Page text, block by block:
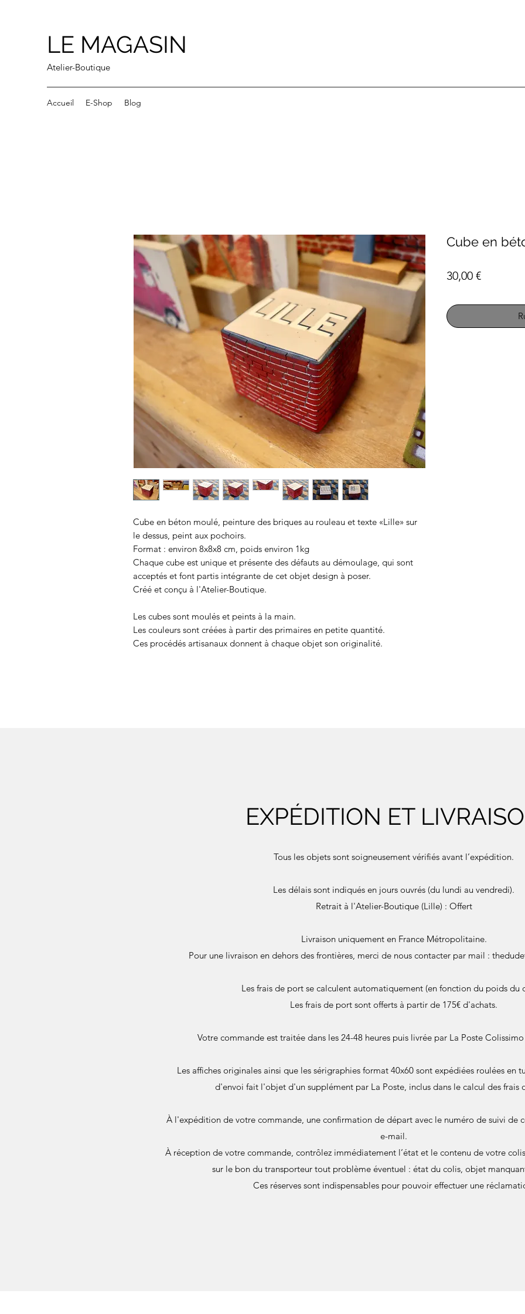
LE MAGASIN
Atelier-Boutique
Accueil E-Shop Blog
Cube en béton moulé, peinture des briques au rouleau et texte «Lille» sur
le dessus, peint aux pochoirs.
Format : environ 8x8x8 cm, poids environ 1kg
Chaque cube est unique et présente des défauts au démoulage, qui sont
acceptés et font partis intégrante de cet objet design à poser.
Créé et conçu à l'Atelier-Boutique.
Les cubes sont moulés et peints à la main.
Les couleurs sont créées à partir des primaires en petite quantité.
Ces procédés artisanaux donnent à chaque objet son originalité.
Cube en
30,00 €Prix
EXPÉDITION ET
Tous les objets sont soigneusement vérifiés avant l’expédition.
Les délais sont indiqués en jours ouvrés (du lundi au vendredi).
Retrait à l'Atelier-Boutique (Lille) : Offert
Livraison uniquement en France Métropolitaine.
Pour une livraison en dehors des frontières, merci de nous contacter par mail :
Les frais de port se calculent automatiquement (en fonction du poids du
Les frais de port sont offerts à partir de 175€ d'achats.
Votre commande est traitée dans les 24-48 heures puis livrée par La Poste
Les affiches originales ainsi que les sérigraphies format 40x60 sont expédiées roulées en
d'envoi fait l'objet d'un supplément par La Poste, inclus dans le calcul des frais
À l'expédition de votre commande, une confirmation de départ avec le numéro de suivi de
e-mail.
À réception de votre commande, contrôlez immédiatement l’état et le contenu de votre
sur le bon du transporteur tout problème éventuel : état du colis, objet
Ces réserves sont indispensables pour pouvoir effectuer une